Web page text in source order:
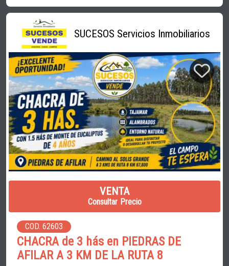
SUCESOS Servicios Inmobiliarios
VENTA
Consultar Precio
COD. 62603
CHACRA de 3 hás en PIEDRAS DE
AFILAR A 3 KM DE LA RUTA 8